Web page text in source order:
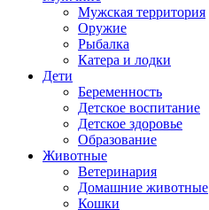
Мужская территория
Оружие
Рыбалка
Катера и лодки
Дети
Беременность
Детское воспитание
Детское здоровье
Образование
Животные
Ветеринария
Домашние животные
Кошки